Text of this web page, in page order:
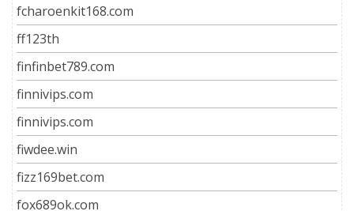
fcharoenkit168.com
ff123th
finfinbet789.com
finnivips.com
finnivips.com
fiwdee.win
fizz169bet.com
fox689ok.com